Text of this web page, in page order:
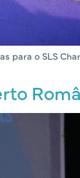
para o SLS